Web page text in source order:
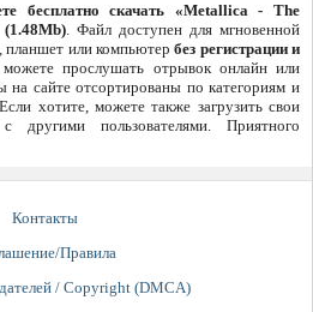
бесплатно скачать «Metallica - The
. Файл доступен для мгновенной
планшет или компьютербез регистрации и
прослушать отрывок онлайн или
сайте отсортированы по категориям и
хотите, можете также загрузить свои
пользователями. Приятного
Контакты
Правила
/ Copyright (DMCA)